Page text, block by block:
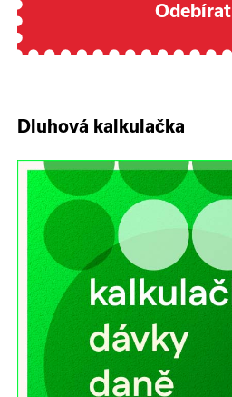
Odebírat
Dluhová kalkulačka